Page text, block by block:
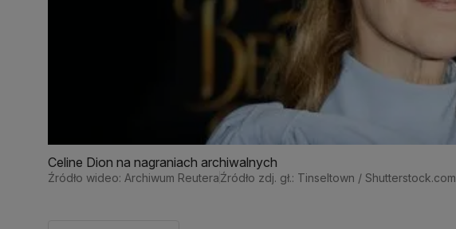
Celine Dion na nagraniach archiwalnych
Źródło wideo: Archiwum ReuteraŹródło zdj. gł.: Tinseltown / Shutterstock.com